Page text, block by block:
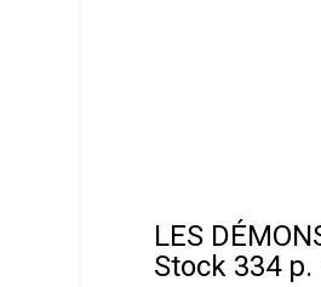
LES
Stock 334